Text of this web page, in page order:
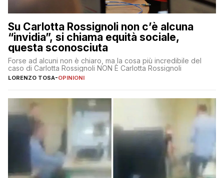
Su Carlotta Rossignoli non c’è alcuna
“invidia”, si chiama equità sociale,
questa sconosciuta
Forse ad alcuni non è chiaro, ma la cosa più incredibile del
caso di Carlotta Rossignoli NON È Carlotta Rossignoli
LORENZO TOSA-OPINIONI